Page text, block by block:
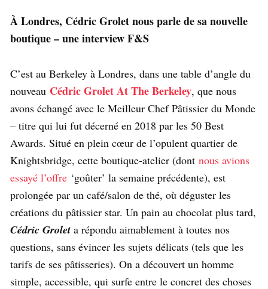
À Londres, Cédric Grolet nous parle de sa nouvelle
boutique – une interview F&S
C’est au Berkeley à Londres, dans une table d’angle du
nouveau Cédric Grolet At The Berkeley, que nous
avons échangé avec le Meilleur Chef Pâtissier du Monde
– titre qui lui fut décerné en 2018 par les 50 Best
Awards. Situé en plein cœur de l’opulent quartier de
Knightsbridge, cette boutique-atelier (dont nous avions
essayé l’offre ‘goûter’ la semaine précédente), est
prolongée par un café/salon de thé, où déguster les
créations du pâtissier star. Un pain au chocolat plus tard,
Cédric Grolet a répondu aimablement à toutes nos
questions, sans évincer les sujets délicats (tels que les
tarifs de ses pâtisseries). On a découvert un homme
simple, accessible, qui surfe entre le concret des choses